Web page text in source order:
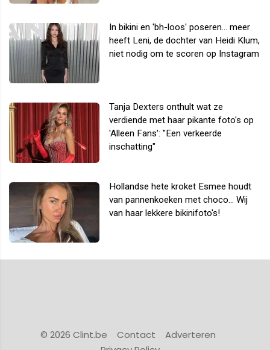
In bikini en 'bh-loos' poseren... meer
heeft Leni, de dochter van Heidi Klum,
niet nodig om te scoren op Instagram
Tanja Dexters onthult wat ze
verdiende met haar pikante foto's op
'Alleen Fans': "Een verkeerde
inschatting"
Hollandse hete kroket Esmee houdt
van pannenkoeken met choco... Wij
van haar lekkere bikinifoto's!
© 2026 Clint.be Contact
Adverteren